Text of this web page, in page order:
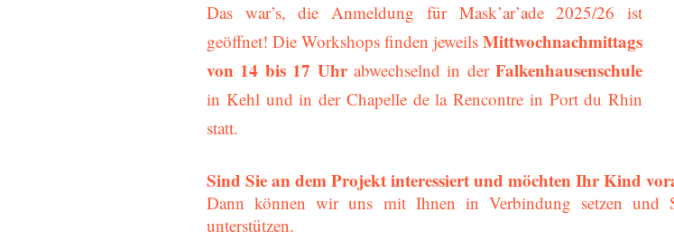
Das war’s, die Anmeldung für Mask’ar’ade 2025/26 ist
geöffnet! Die Workshops finden jeweils Mittwochnachmittags
von 14 bis 17 Uhrabwechselnd in der Falkenhausenschule
in Kehl und in der Chapelle de la Rencontre in Port du Rhin
statt.
Sind Sie an dem Projekt interessiert und möchten Ihr Kind
Dann können wir uns mit Ihnen in Verbindung setzen und
unterstützen.